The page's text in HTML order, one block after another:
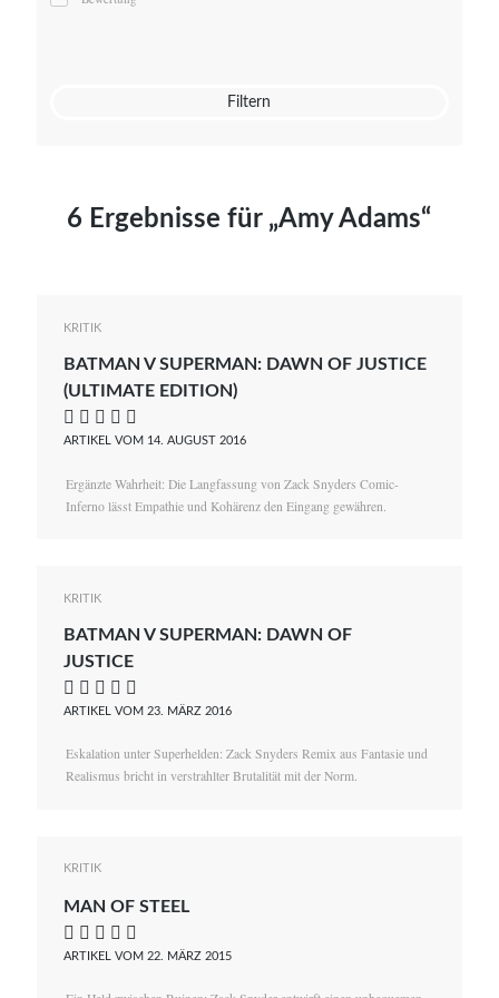
Mato von Vogelstein
Filtern
6 Ergebnisse für „Amy Adams“
KRITIK
BATMAN V SUPERMAN: DAWN OF JUSTICE
(ULTIMATE EDITION)
    
ARTIKEL VOM 14. AUGUST 2016
Ergänzte Wahrheit: Die Langfassung von Zack Snyders Comic-
Inferno lässt Empathie und Kohärenz den Eingang gewähren.
KRITIK
BATMAN V SUPERMAN: DAWN OF
JUSTICE
    
ARTIKEL VOM 23. MÄRZ 2016
Eskalation unter Superhelden: Zack Snyders Remix aus Fantasie und
Realismus bricht in verstrahlter Brutalität mit der Norm.
KRITIK
MAN OF STEEL
    
ARTIKEL VOM 22. MÄRZ 2015